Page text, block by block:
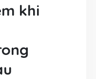
khi